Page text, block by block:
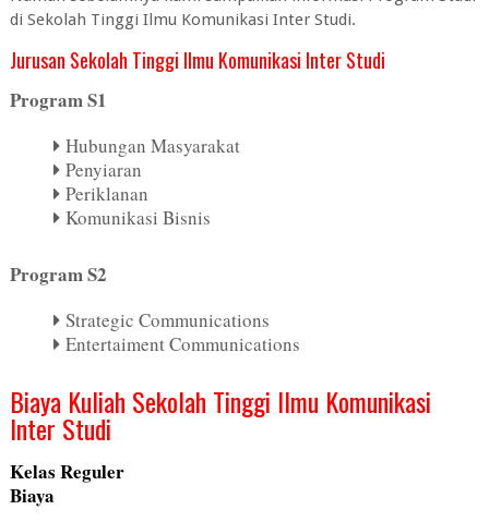
di Sekolah Tinggi Ilmu Komunikasi Inter Studi.
Jurusan Sekolah Tinggi Ilmu Komunikasi Inter Studi
Program S1
Hubungan Masyarakat
Penyiaran
Periklanan
Komunikasi Bisnis
Program S2
Strategic Communications
Entertaiment Communications
Biaya Kuliah Sekolah Tinggi Ilmu Komunikasi
Inter Studi
Kelas Reguler
Biaya